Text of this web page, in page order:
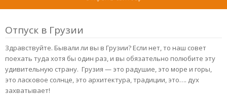
Отпуск в Грузии
Здравствуйте. Бывали ли вы в Грузии? Если нет, то наш совет
поехать туда хотя бы один раз, и вы обязательно полюбите эту
удивительную страну. Грузия — это радушие, это море и горы,
это ласковое солнце, это архитектура, традиции, это…. дух
захватывает!